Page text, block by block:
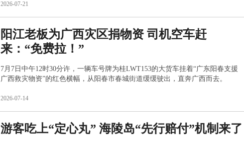
2026-07-21
阳江老板为广西灾区捐物资 司机空车赶
来：“免费拉！”
7月7日中午12时30分许，一辆车号牌为桂LWT153的大货车挂着“广东阳春支援
广西救灾物资”的红色横幅，从阳春市春城街道缓缓驶出，直奔广西而去。
2026-07-14
游客吃上“定心丸” 海陵岛“先行赔付”机制来了